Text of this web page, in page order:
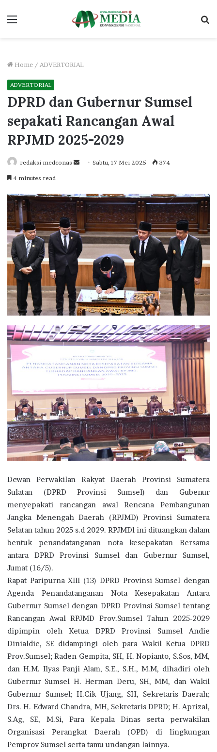
Menu
Home / ADVERTORIAL
ADVERTORIAL
DPRD dan Gubernur Sumsel
sepakati Rancangan Awal
RPJMD 2025-2029
redaksi medconas
Send Sabtu, 17 Mei 2025 374
4 minutes read
Dewan Perwakilan Rakyat Daerah Provinsi Sumatera
Sulatan (DPRD Provinsi Sumsel) dan Gubenur
menyepakati rancangan awal Rencana Pembangunan
Jangka Menengah Daerah (RPJMD) Provinsi Sumatera
Selatan tahun 2025 s.d 2029. RPJMDl ini dituangkan dalam
bentuk penandatanganan nota kesepakatan Bersama
antara DPRD Provinsi Sumsel dan Gubernur Sumsel,
Jumat (16/5).
Rapat Paripurna XIII (13) DPRD Provinsi Sumsel dengan
Agenda Penandatanganan Nota Kesepakatan Antara
Gubernur Sumsel dengan DPRD Provinsi Sumsel tentang
Rancangan Awal RPJMD Prov.Sumsel Tahun 2025-2029
dipimpin oleh Ketua DPRD Provinsi Sumsel Andie
Dinialdie, SE didampingi oleh para Wakil Ketua DPRD
Prov.Sumsel; Raden Gempita, SH, H. Nopianto, S.Sos, MM,
dan H.M. Ilyas Panji Alam, S.E., S.H., M.M, dihadiri oleh
Gubernur Sumsel H. Herman Deru, SH, MM, dan Wakil
Gubernur Sumsel; H.Cik Ujang, SH, Sekretaris Daerah;
Drs. H. Edward Chandra, MH, Sekretaris DPRD; H. Aprizal,
S.Ag, SE, M.Si, Para Kepala Dinas serta perwakilan
Organisasi Perangkat Daerah (OPD) di lingkungan
Pemprov Sumsel serta tamu undangan lainnya.